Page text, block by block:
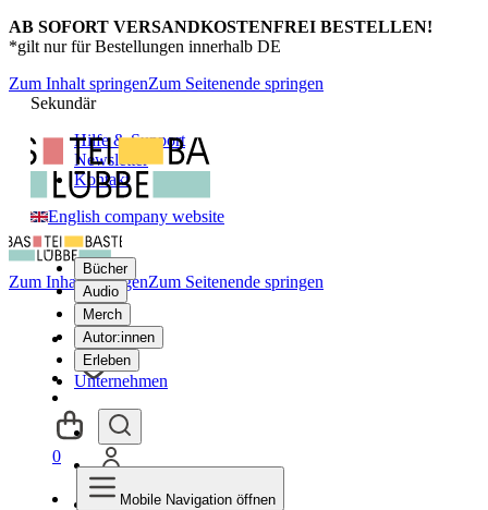
AB SOFORT VERSANDKOSTENFREI BESTELLEN!
*gilt nur für Bestellungen innerhalb DE
Zum Inhalt springenZum Seitenende springen
Sekundär
Hilfe & Support
Newsletter
Kontakt
English company website
Bücher
Audio
Merch
Autor:innen
Erleben
Unternehmen
Zum Inhalt springenZum Seitenende springen
0
Mobile Navigation öffnen